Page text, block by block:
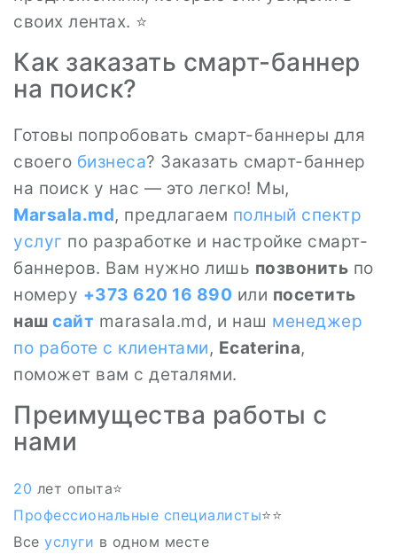
своих лентах. ⭐
Как заказать смарт-баннер
на поиск?
Готовы попробовать смарт-баннеры для
своего бизнеса? Заказать смарт-баннер
на поиск у нас — это легко! Мы,
Marsala.md, предлагаем полный спектр
услуг по разработке и настройке смарт-
баннеров. Вам нужно лишь позвонить по
номеру +373 620 16 890 или посетить
наш сайт marasala.md, и наш менеджер
по работе с клиентами, Ecaterina,
поможет вам с деталями.
Преимущества работы с
нами
20 лет опыта⭐️
Профессиональные специалисты⭐‍⭐
Все услуги в одном месте